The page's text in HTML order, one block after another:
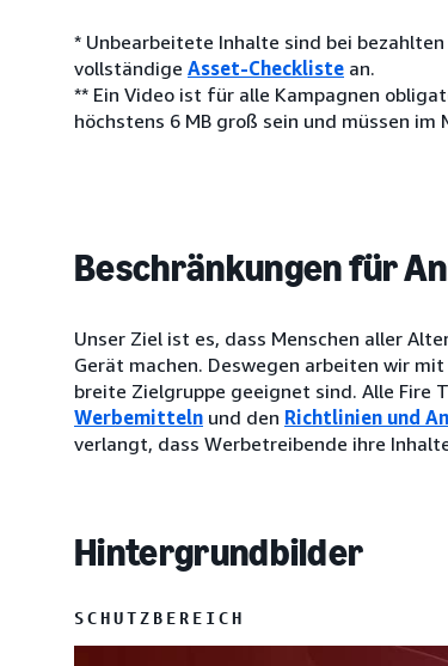
* Unbearbeitete Inhalte sind bei
vollständige Asset-Checkliste an.
** Ein Video ist für alle Kampagnen
höchstens 6 MB groß sein und müssen im
Beschränkungen für
Unser Ziel ist es, dass Menschen aller
Gerät machen. Deswegen arbeiten wir
breite Zielgruppe geeignet sind. Alle Fire
Werbemitteln und den Richtlinien und
verlangt, dass Werbetreibende ihre
Hintergrundbilder
SCHUTZBEREICH